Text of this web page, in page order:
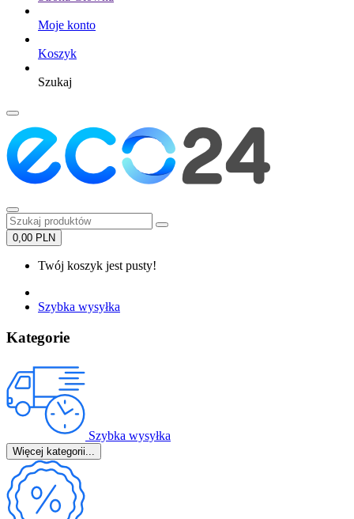
Moje konto
Koszyk
Szukaj
0,00 PLN
Twój koszyk jest pusty!
Szybka wysyłka
Kategorie
Szybka wysyłka
Więcej kategorii...